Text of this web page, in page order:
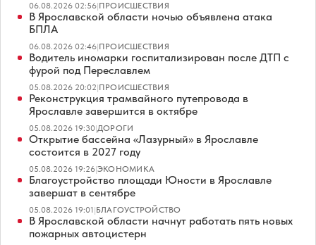
06.08.2026 02:56|ПРОИСШЕСТВИЯ
В Ярославской области ночью объявлена атака
БПЛА
06.08.2026 02:46|ПРОИСШЕСТВИЯ
Водитель иномарки госпитализирован после ДТП с
фурой под Переславлем
05.08.2026 20:02|ПРОИСШЕСТВИЯ
Реконструкция трамвайного путепровода в
Ярославле завершится в октябре
05.08.2026 19:30|ДОРОГИ
Открытие бассейна «Лазурный» в Ярославле
состоится в 2027 году
05.08.2026 19:26|ЭКОНОМИКА
Благоустройство площади Юности в Ярославле
завершат в сентябре
05.08.2026 19:01|БЛАГОУСТРОЙСТВО
В Ярославской области начнут работать пять новых
пожарных автоцистерн